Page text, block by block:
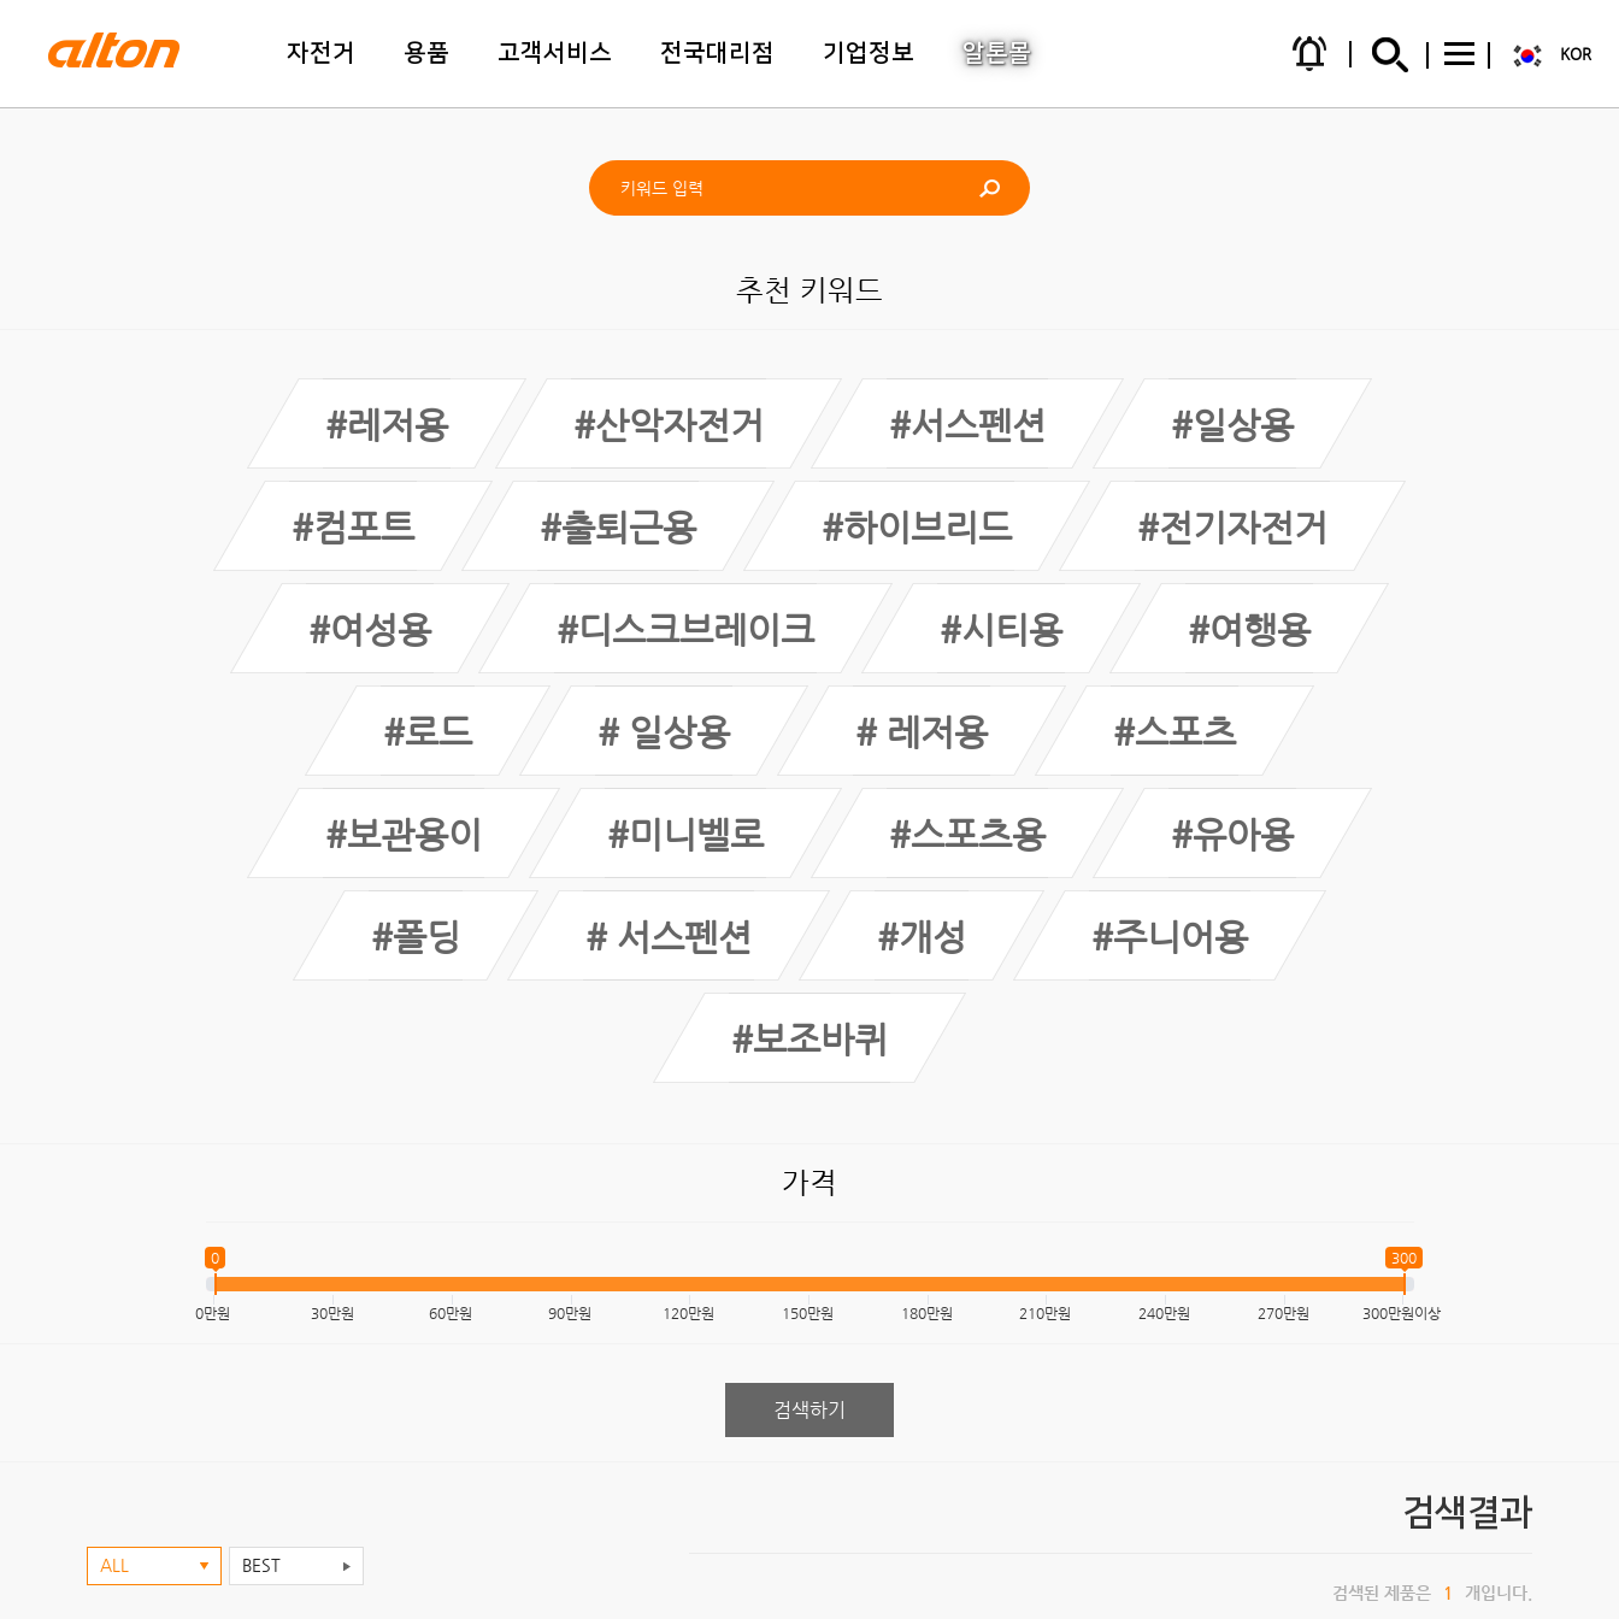
자전거 용품 고객서비스 전국대리점 기업정보 알톤몰 notifications_active KOR
추천 키워드
#레저용 #산악자전거 #서스펜션 #일상용
#컴포트 #출퇴근용 #하이브리드 #전기자전거
#여성용 #디스크브레이크 #시티용 #여행용
#로드 # 일상용 # 레저용 #스포츠
#보관용이 #미니벨로 #스포츠용 #유아용
#폴딩 # 서스펜션 #개성 #주니어용
#보조바퀴
가격
0 300
0만원 30만원 60만원 90만원 120만원 150만원 180만원 210만원 240만원 270만원 300만원이상
검색하기
ALL BEST
검색결과
검색된 제품은 1 개입니다.